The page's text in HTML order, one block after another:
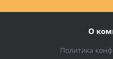
О
Политика